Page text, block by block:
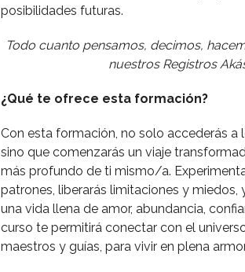
posibilidades futuras.
Todo cuanto pensamos, decimos,
nuestros Registros
¿Qué te ofrece esta formación?
Con esta formación, no solo accederás a
sino que comenzarás un viaje
más profundo de ti mismo/a.
patrones, liberarás limitaciones y miedos,
una vida llena de amor, abundancia,
curso te permitirá conectar con el
maestros y guías, para vivir en plena